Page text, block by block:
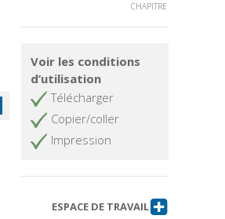
CHAPITRE
Voir les conditions
d’utilisation
Télécharger
Copier/coller
Impression
ESPACE DE TRAVAIL